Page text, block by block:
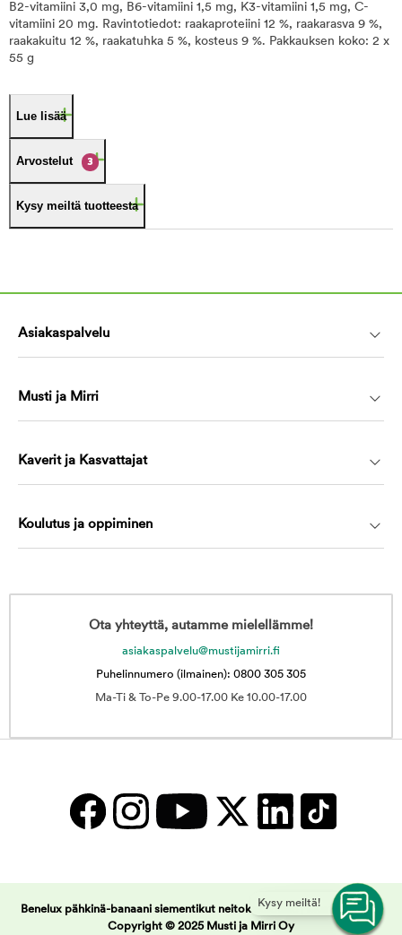
B2-vitamiini 3,0 mg, B6-vitamiini 1,5 mg, K3-vitamiini 1,5 mg, C-
vitamiini 20 mg. Ravintotiedot: raakaproteiini 12 %, raakarasva 9 %,
raakakuitu 12 %, raakatuhka 5 %, kosteus 9 %. Pakkauksen koko: 2 x
55 g
Lue lisää
Arvostelut 3
Kysy meiltä tuotteesta
Kysy meiltä!
Asiakaspalvelu
Musti ja Mirri
Kaverit ja Kasvattajat
Koulutus ja oppiminen
Ota yhteyttä, autamme mielellämme!
asiakaspalvelu@mustijamirri.fi
Puhelinnumero (ilmainen): 0800 305 305
Ma-Ti & To-Pe 9.00-17.00 Ke 10.00-17.00
Benelux pähkinä-banaani siementikut neitokakaduille | Musti ja Mirri -
Copyright © 2025 Musti ja Mirri Oy